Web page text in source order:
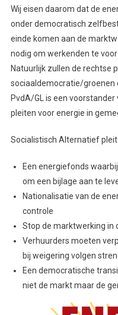
Wij eisen daarom dat de
onder democratisch
einde komen aan de
nodig om werkenden te
Natuurlijk zullen de rechtse
sociaaldemocratie/groenen
PvdA/GL is een
pleiten voor energie in
Socialistisch Alternatief pleit
Een energiefonds
om een bijlage aan te
Nationalisatie van de
controle
Stop de marktwerking in
Verhuurders moeten
bij weigering volgen
Een democratische
niet de markt maar de